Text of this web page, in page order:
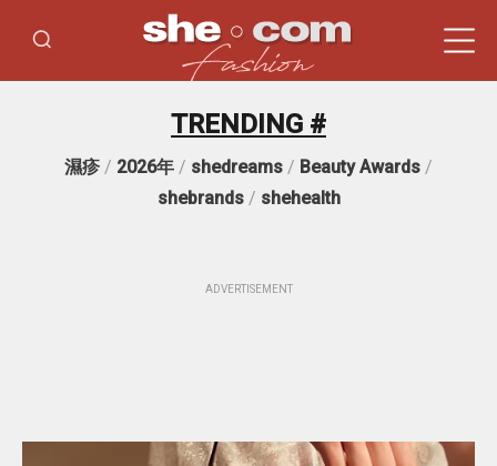
TRENDING #
濕疹 / 2026年 / shedreams / Beauty Awards /
shebrands/ shehealth
ADVERTISEMENT